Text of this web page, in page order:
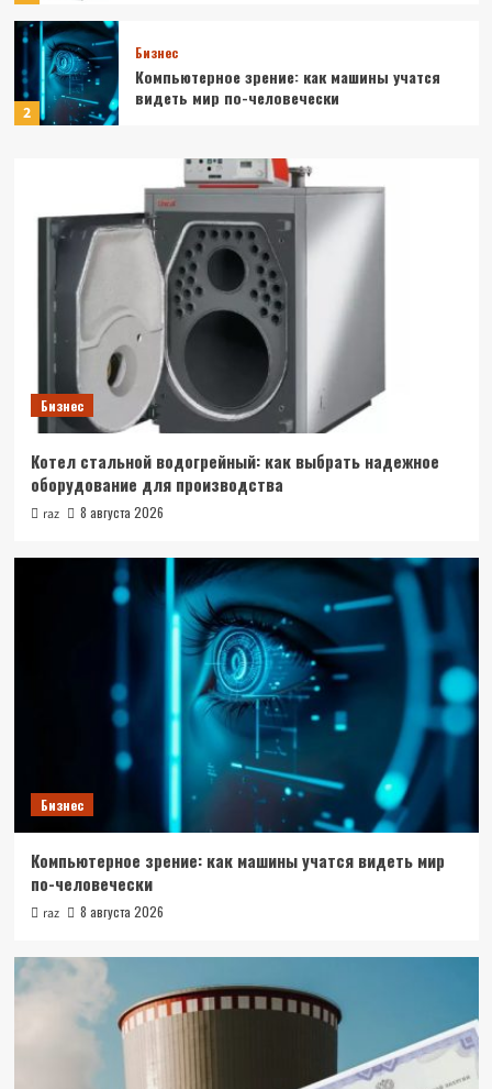
2
Бизнес
Компьютерное зрение: как машины учатся
видеть мир по-человечески
Строительство в сфере атомной энергетики:
путь к лицензии Росатома без лишних
задержек
Бизнес
Оптимизация корпоративных затрат
Новости
Какие цифровые инструменты помогают
автоматизировать рабочие процессы
Котел стальной водогрейный: как выбрать
надежное оборудование для производства
Компьютерное зрение: как машины учатся
видеть мир по-человечески
3
Бизнес
Строительство в сфере атомной энергетики:
путь к лицензии Росатома без лишних
задержек
4
Бизнес
Новости
Какие цифровые инструменты помогают
автоматизировать рабочие процессы
Бизнес
Котел стальной водогрейный: как выбрать надежное
оборудование для производства
raz 8 августа 2026
Бизнес
Компьютерное зрение: как машины учатся видеть мир
по-человечески
raz 8 августа 2026